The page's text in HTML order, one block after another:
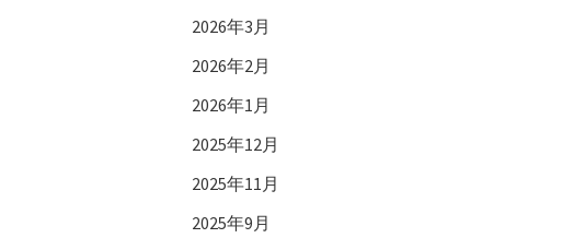
2026年3月
2026年2月
2026年1月
2025年12月
2025年11月
2025年9月